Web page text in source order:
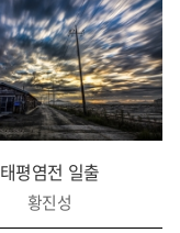
태평염전 일출
황진성